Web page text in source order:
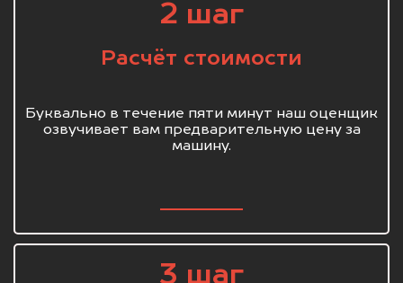
2 шаг
Расчёт стоимости
Буквально в течение пяти минут наш оценщик
озвучивает вам предварительную цену за
машину.
3 шаг